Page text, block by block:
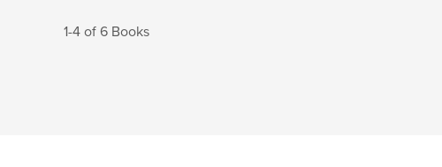
1-4 of 6 Books